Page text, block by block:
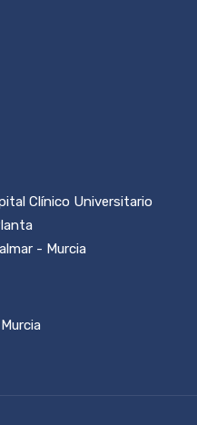
Clínico Universitario
- Murcia